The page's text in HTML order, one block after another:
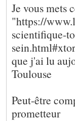
Je vous mets
"https://
scientifique-
que j'ai lu
Toulouse
Peut-être
prometteur